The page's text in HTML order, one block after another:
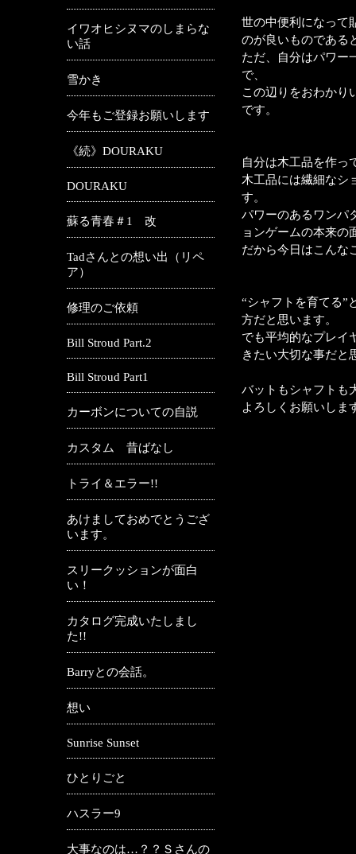
イワオヒシヌマのしまらな
い話
雪かき
今年もご登録お願いします
《続》DOURAKU
DOURAKU
蘇る青春＃1 改
Tadさんとの想い出（リペ
ア）
修理のご依頼
Bill Stroud Part.2
Bill Stroud Part1
カーボンについての自説
カスタム 昔ばなし
トライ＆エラー!!
あけましておめでとうござ
います。
スリークッションが面白
い！
カタログ完成いたしまし
た!!
Barryとの会話。
想い
Sunrise Sunset
ひとりごと
ハスラー9
大事なのは…？？Ｓさんの
世の中便利になって
のが良いものである
ただ、自分はパワー
で、
この辺りをおわかり
です。
自分は木工品を作っ
木工品には繊細なシ
す。
パワーのあるワンパ
ョンゲームの本来の
だから今日はこんな
“シャフトを育てる”
方だと思います。
でも平均的なプレイ
きたい大切な事だと
バットもシャフトも
よろしくお願いしま